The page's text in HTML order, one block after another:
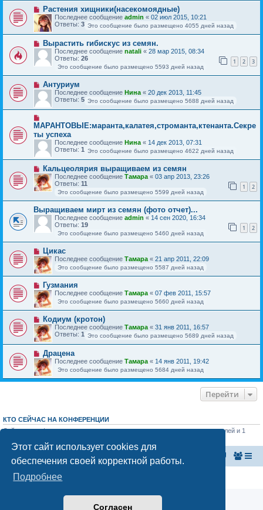
Этот сайт использует cookies для
обеспечения своей корректной работы.
Подробнее
Согласен
Растения хищники(насекомоядные)
Последнее сообщение admin « 02 июл 2015, 10:21
Ответы: 3 Это сообщение было размещено 4055 дней назад
Вырастить гибискус из семян.
Последнее сообщение natali « 28 мар 2015, 08:34
Ответы: 26 1 2 3
Это сообщение было размещено 5593 дней назад
Антуриум
Последнее сообщение Нина « 20 дек 2013, 11:45
Ответы: 5 Это сообщение было размещено 5688 дней назад
МАРАНТОВЫЕ:маранта,калатея,строманта,ктенанта.Секре
ты успеха
Последнее сообщение Нина « 14 дек 2013, 07:31
Ответы: 1 Это сообщение было размещено 4622 дней назад
Кальцеолярия выращиваем из семян
Последнее сообщение Тамара « 03 апр 2013, 23:26
Ответы: 11 1 2
Это сообщение было размещено 5599 дней назад
Выращиваем мирт из семян (фото отчет)...
Последнее сообщение admin « 14 сен 2020, 16:34
Ответы: 19 1 2
Это сообщение было размещено 5460 дней назад
Цикас
Последнее сообщение Тамара « 21 апр 2011, 22:09
Это сообщение было размещено 5587 дней назад
Гузмания
Последнее сообщение Тамара « 07 фев 2011, 15:57
Это сообщение было размещено 5660 дней назад
Кодиум (кротон)
Последнее сообщение Тамара « 31 янв 2011, 16:57
Ответы: 1 Это сообщение было размещено 5689 дней назад
Драцена
Последнее сообщение Тамара « 14 янв 2011, 19:42
Это сообщение было размещено 5684 дней назад
Перейти
КТО СЕЙЧАС НА КОНФЕРЕНЦИИ
Сейчас этот форум просматривают: нет зарегистрированных пользователей и 1
Главная страница Список форумов